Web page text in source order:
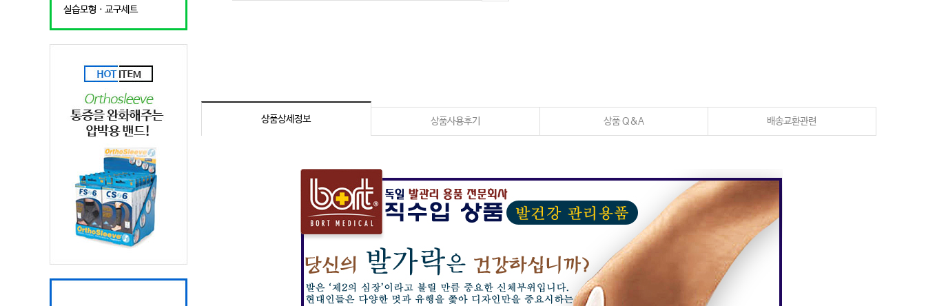
실습모형ㆍ교구세트
상품상세정보 상품사용후기 상품 Q&A 배송교환관련